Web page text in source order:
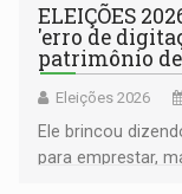
ELEIÇÕES
'erro de
patrimônio
Eleições 2026
Ele brincou
para emprestar,